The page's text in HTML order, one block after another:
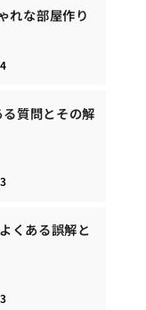
れな部屋作り
質問とその解
くある誤解と